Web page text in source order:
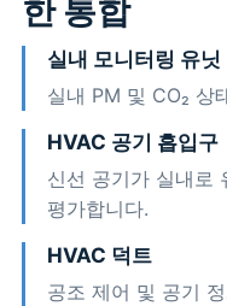
한 통합
실내 모니터링 유닛
실내 PM 및 CO₂ 상
HVAC 공기 흡입구
신선 공기가 실내로
평가합니다.
HVAC 덕트
공조 제어 및 공기